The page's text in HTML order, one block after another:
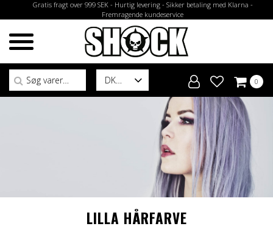
Gratis fragt over 999 SEK - Hurtig levering - Sikker betaling med Klarna -
Fremragende kundeservice
DK
Søg efter:
0
LILLA HÅRFARVE